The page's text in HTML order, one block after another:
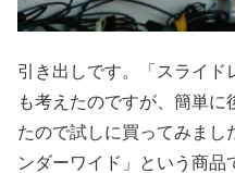
引き出しです。「スライド
も考えたのですが、簡単
たので試しに買ってみまし
ンダーワイド」という商品